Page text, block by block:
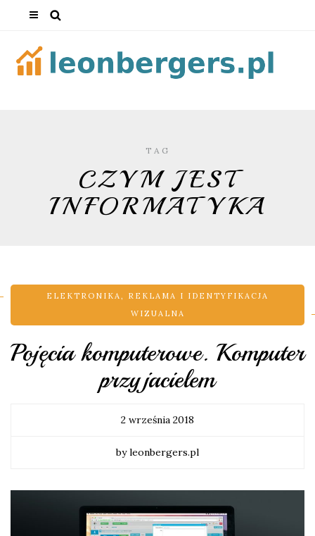
TAG
CZYM JEST
INFORMATYKA
ELEKTRONIKA , REKLAMA I IDENTYFIKACJA
WIZUALNA
Pojęcia komputerowe. Komputer
przyjacielem
2 września 2018
by leonbergers.pl